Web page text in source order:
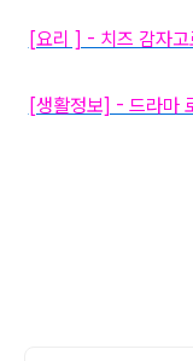
[요리 ] - 치즈 감자
[생활정보] - 드라마